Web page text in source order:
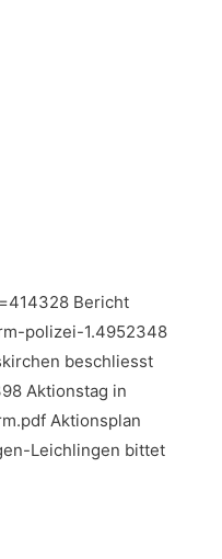
Bericht
polizei-1.4952348
beschliesst
Aktionstag in
Aktionsplan
Leichlingen bittet